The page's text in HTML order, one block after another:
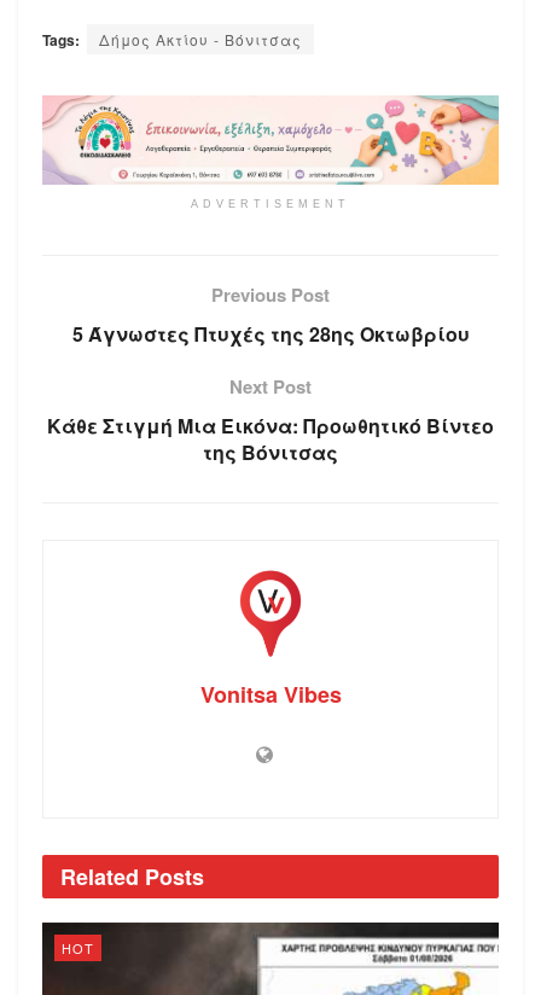
Tags: Δήμος Ακτίου - Βόνιτσας
ADVERTISEMENT
Previous Post
5 Άγνωστες Πτυχές της 28ης Οκτωβρίου
Next Post
Κάθε Στιγμή Μια Εικόνα: Προωθητικό Βίντεο
της Βόνιτσας
Vonitsa Vibes
Related Posts
HOT